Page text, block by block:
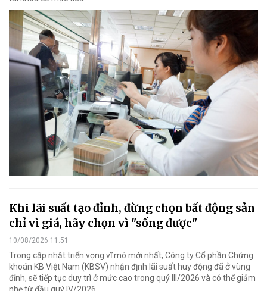
Khi lãi suất tạo đỉnh, đừng chọn bất động sản
chỉ vì giá, hãy chọn vì "sống được"
10/08/2026 11:51
Trong cập nhật triển vọng vĩ mô mới nhất, Công ty Cổ phần Chứng
khoán KB Việt Nam (KBSV) nhận định lãi suất huy động đã ở vùng
đỉnh, sẽ tiếp tục duy trì ở mức cao trong quý III/2026 và có thể giảm
nhẹ từ đầu quý IV/2026.